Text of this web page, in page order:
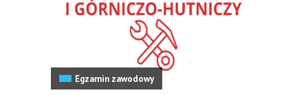
Egzamin zawodowy